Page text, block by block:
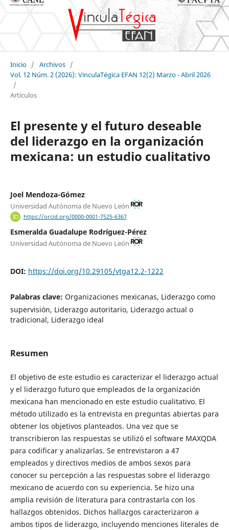
Inicio / Archivos /
Vol. 12 Núm. 2 (2026): VinculaTégica EFAN 12(2) Marzo - Abril 2026
/
Artículos
El presente y el futuro deseable
del liderazgo en la organización
mexicana: un estudio cualitativo
Joel Mendoza-Gómez
Universidad Autónoma de Nuevo León
https://orcid.org/0000-0001-7525-6367
Esmeralda Guadalupe Rodríguez-Pérez
Universidad Autónoma de Nuevo León
DOI: https://doi.org/10.29105/vtga12.2-1222
Palabras clave: Organizaciones mexicanas, Liderazgo como
supervisión, Liderazgo autoritario, Liderazgo actual o
tradicional, Liderazgo ideal
Resumen
El objetivo de este estudio es caracterizar el liderazgo actual
y el liderazgo futuro que empleados de la organización
mexicana han mencionado en este estudio cualitativo. El
método utilizado es la entrevista en preguntas abiertas para
obtener los objetivos planteados. Una vez que se
transcribieron las respuestas se utilizó el software MAXQDA
para codificar y analizarlas. Se entrevistaron a 47
empleados y directivos medios de ambos sexos para
conocer su percepción a las respuestas sobre el liderazgo
mexicano de acuerdo con su experiencia. Se hizo una
amplia revisión de literatura para contrastarla con los
hallazgos obtenidos. Dichos hallazgos caracterizaron a
ambos tipos de liderazgo, incluyendo menciones literales de